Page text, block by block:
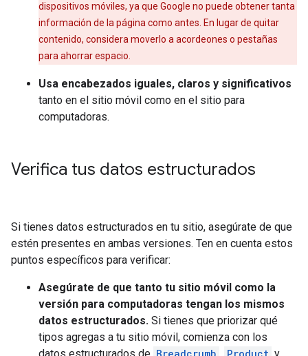
dispositivos móviles, ya que Google no puede obtener tanta
información de la página como antes. En lugar de quitar
contenido, considera moverlo a acordeones o pestañas
para ahorrar espacio.
Usa encabezados iguales, claros y significativos
tanto en el sitio móvil como en el sitio para
computadoras.
Verifica tus datos estructurados
Si tienes datos estructurados en tu sitio, asegúrate de que
estén presentes en ambas versiones. Ten en cuenta estos
puntos específicos para verificar:
Asegúrate de que tanto tu sitio móvil como la
versión para computadoras tengan los mismos
datos estructurados. Si tienes que priorizar qué
tipos agregas a tu sitio móvil, comienza con los